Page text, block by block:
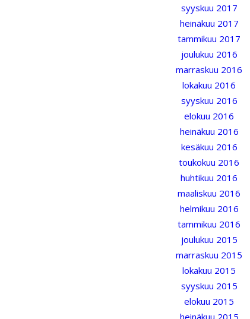
syyskuu 2017
heinäkuu 2017
tammikuu 2017
joulukuu 2016
marraskuu 2016
lokakuu 2016
syyskuu 2016
elokuu 2016
heinäkuu 2016
kesäkuu 2016
toukokuu 2016
huhtikuu 2016
maaliskuu 2016
helmikuu 2016
tammikuu 2016
joulukuu 2015
marraskuu 2015
lokakuu 2015
syyskuu 2015
elokuu 2015